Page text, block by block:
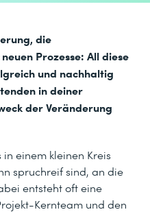
die
Prozesse: All diese
und nachhaltig
in deiner
der Veränderung
einem kleinen Kreis
spruchreif sind, an die
entsteht oft eine
Kernteam und den